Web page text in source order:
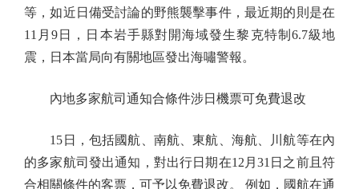
等，如近日備受討論的野熊襲擊事件，最近期的則是在
11月9日，日本岩手縣對開海域發生黎克特制6.7級地
震，日本當局向有關地區發出海嘯警報。
內地多家航司通知合條件涉日機票可免費退改
15日，包括國航、南航、東航、海航、川航等在內
的多家航司發出通知，對出行日期在12月31日之前且符
合相關條件的客票，可予以免費退改。 例如，國航在通